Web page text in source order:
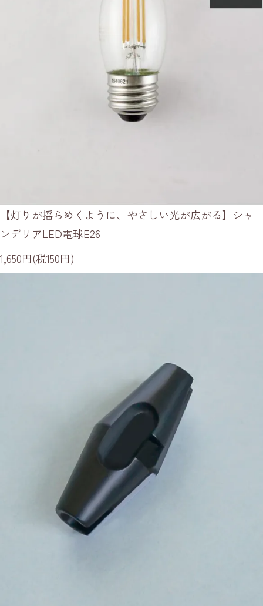
【灯りが揺らめくように、やさしい光が広がる】シャ
ンデリアLED電球E26
1,650円(税150円)